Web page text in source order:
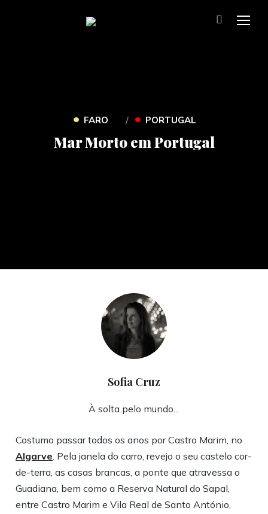
• FARO • PORTUGAL
Mar Morto em Portugal
Sofia Cruz
À solta pelo mundo...
Costumo passar todos os anos por Castro Marim, no
Algarve. Pela janela do carro, revejo o seu castelo cor-
de-terra, as casas brancas, a ponte que atravessa o
Guadiana, bem como a Reserva Natural do Sapal,
entre Castro Marim e Vila Real de Santo António,